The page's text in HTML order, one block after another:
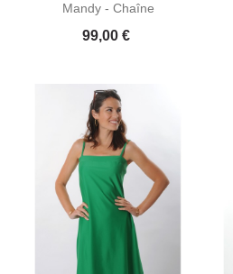
Mandy - Chaîne
Prix
99,00 €